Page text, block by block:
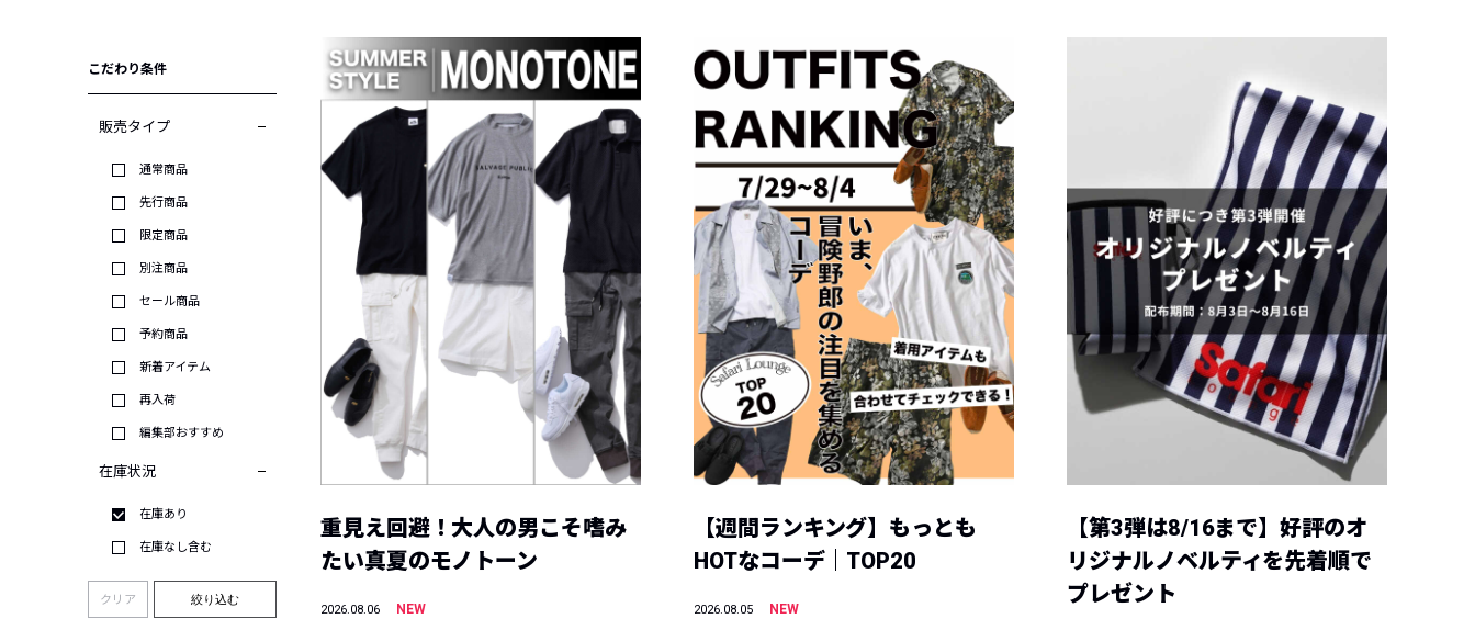
こだわり条件
販売タイプ
通常商品
先行商品
限定商品
別注商品
セール商品
予約商品
新着アイテム
再入荷
編集部おすすめ
在庫状況
在庫あり
在庫なし含む
クリア 絞り込む
重見え回避！大人の男こそ嗜み
たい真夏のモノトーン
2026.08.06
NEW
【週間ランキング】もっとも
HOTなコーデ｜TOP20
2026.08.05
NEW
【第3弾は8/16まで】好評のオ
リジナルノベルティを先着順で
プレゼント